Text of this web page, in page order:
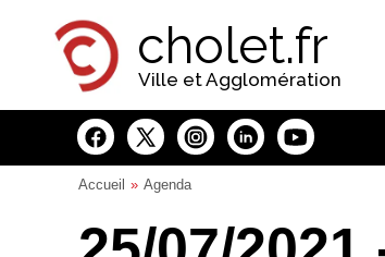
cholet.fr
Ville et Agglomération
Accueil Agenda